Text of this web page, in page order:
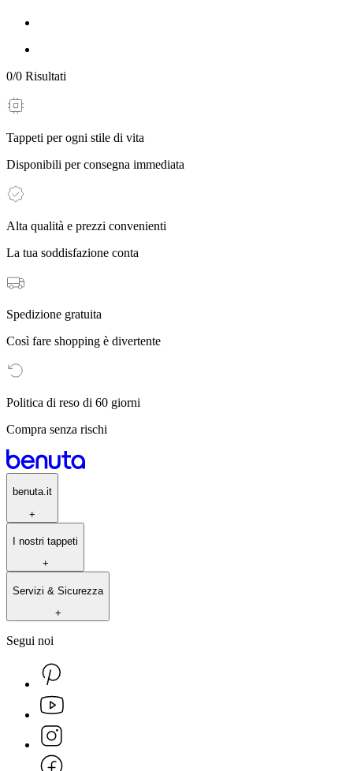
0/0 Risultati
Tappeti per ogni stile di vita
Disponibili per consegna immediata
Alta qualità e prezzi convenienti
La tua soddisfazione conta
Spedizione gratuita
Così fare shopping è divertente
Politica di reso di 60 giorni
Compra senza rischi
benuta.it
+
I nostri tappeti
+
Servizi & Sicurezza
+
Segui noi